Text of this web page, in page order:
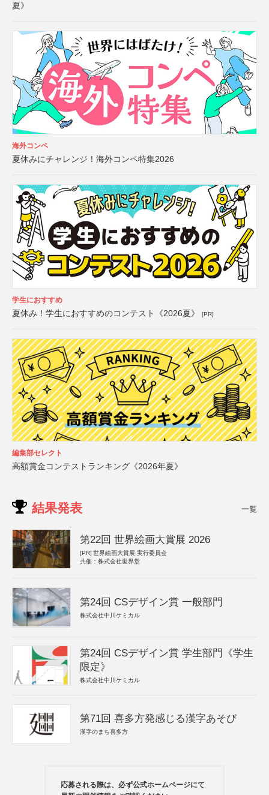
夏》
海外コンペ
夏休みにチャレンジ！海外コンペ特集2026
学生におすすめ
夏休み！学生におすすめのコンテスト《2026夏》 [PR]
編集部セレクト
高額賞金コンテストランキング《2026年夏》
結果発表 一覧
第22回 世界絵画大賞展 2026
[PR] 世界絵画大賞展 実行委員会
共催：株式会社世界堂
第24回 CSデザイン賞 一般部門
株式会社中川ケミカル
第24回 CSデザイン賞 学生部門《学生
限定》
株式会社中川ケミカル
第71回 喜多方発感じる漢字あそび
漢字のまち喜多方
応募される際は、必ず公式ホームページにて